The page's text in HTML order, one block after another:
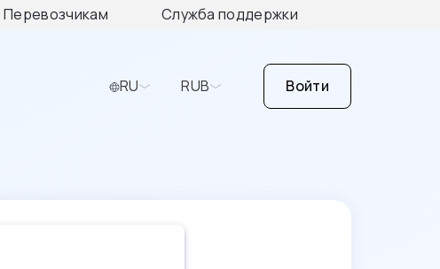
Перевозчикам Служба поддержки
RU RUB Войти